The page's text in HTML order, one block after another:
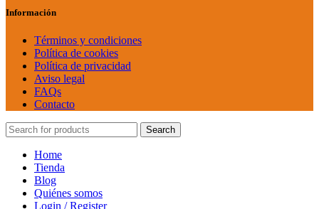
Información
Términos y condiciones
Política de cookies
Política de privacidad
Aviso legal
FAQs
Contacto
Search
Home
Tienda
Blog
Quiénes somos
Login / Register